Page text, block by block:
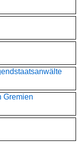
Gremien